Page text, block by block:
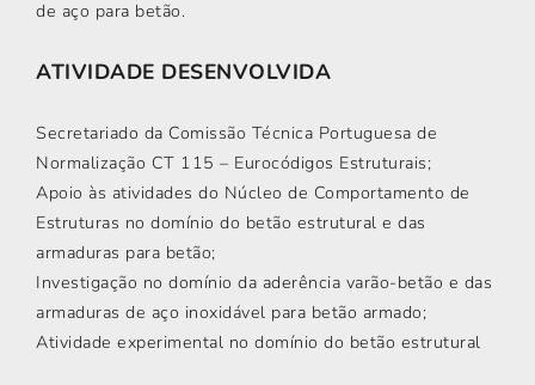
de aço para betão.
ATIVIDADE DESENVOLVIDA
Secretariado da Comissão Técnica Portuguesa de
Normalização CT 115 – Eurocódigos Estruturais;
Apoio às atividades do Núcleo de Comportamento de
Estruturas no domínio do betão estrutural e das
armaduras para betão;
Investigação no domínio da aderência varão-betão e das
armaduras de aço inoxidável para betão armado;
Atividade experimental no domínio do betão estrutural